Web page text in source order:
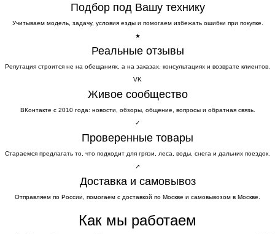
Подбор под Вашу технику
Учитываем модель, задачу, условия езды и помогаем избежать ошибки при покупке.
★
Реальные отзывы
Репутация строится не на обещаниях, а на заказах, консультациях и возврате клиентов.
VK
Живое сообщество
ВКонтакте с 2010 года: новости, обзоры, общение, вопросы и обратная связь.
✓
Проверенные товары
Стараемся предлагать то, что подходит для грязи, леса, воды, снега и дальних поездок.
↗
Доставка и самовывоз
Отправляем по России, помогаем с доставкой по Москве и самовывозом в Москве.
Как мы работаем